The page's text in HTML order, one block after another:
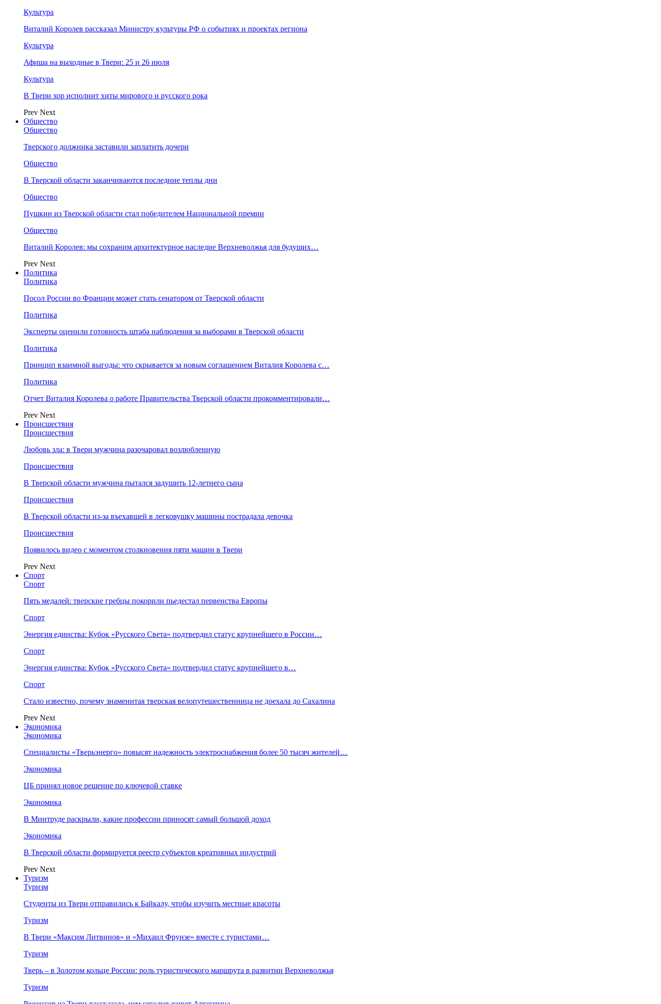
Культура
Виталий Королев рассказал Министру культуры РФ о событиях и проектах региона
Культура
Афиша на выходные в Твери: 25 и 26 июля
Культура
В Твери хор исполнит хиты мирового и русского рока
Prev Next
Общество
Общество
Тверского должника заставили заплатить дочери
Общество
В Тверской области заканчиваются последние теплы дни
Общество
Пушкин из Тверской области стал победителем Национальной премии
Общество
Виталий Королев: мы сохраним архитектурное наследие Верхневолжья для будущих…
Prev Next
Политика
Политика
Посол России во Франции может стать сенатором от Тверской области
Политика
Эксперты оценили готовность штаба наблюдения за выборами в Тверской области
Политика
Принцип взаимной выгоды: что скрывается за новым соглашением Виталия Королева с…
Политика
Отчет Виталия Королева о работе Правительства Тверской области прокомментировали…
Prev Next
Происшествия
Происшествия
Любовь зла: в Твери мужчина разочаровал возлюбленную
Происшествия
В Тверской области мужчина пытался задушить 12-летнего сына
Происшествия
В Тверской области из-за въехавшей в легковушку машины пострадала девочка
Происшествия
Появилось видео с моментом столкновения пяти машин в Твери
Prev Next
Спорт
Спорт
Пять медалей: тверские гребцы покорили пьедестал первенства Европы
Спорт
Энергия единства: Кубок «Русского Света» подтвердил статус крупнейшего в России…
Спорт
Энергия единства: Кубок «Русского Света» подтвердил статус крупнейшего в…
Спорт
Стало известно, почему знаменитая тверская велопутешественница не доехала до Сахалина
Prev Next
Экономика
Экономика
Специалисты «Тверьэнерго» повысят надежность электроснабжения более 50 тысяч жителей…
Экономика
ЦБ принял новое решение по ключевой ставке
Экономика
В Минтруде раскрыли, какие профессии приносят самый большой доход
Экономика
В Тверской области формируется реестр субъектов креативных индустрий
Prev Next
Туризм
Туризм
Студенты из Твери отправились к Байкалу, чтобы изучить местные красоты
Туризм
В Твери «Максим Литвинов» и «Михаил Фрунзе» вместе с туристами…
Туризм
Тверь – в Золотом кольце России: роль туристического маршрута в развитии Верхневолжья
Туризм